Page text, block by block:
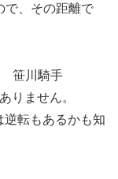
で、その距離で
笹川騎手
りません。
転もあるかも知